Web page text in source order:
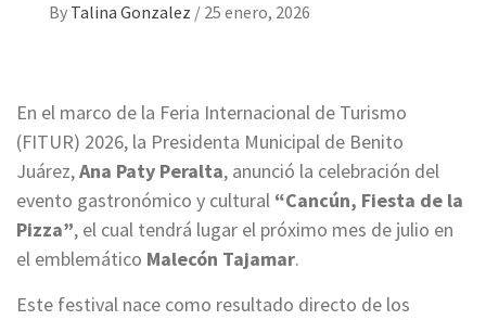
By Talina Gonzalez / 25 enero, 2026
En el marco de la Feria Internacional de Turismo
(FITUR) 2026, la Presidenta Municipal de Benito
Juárez,Ana Paty Peralta, anunció la celebración del
evento gastronómico y cultural “Cancún, Fiesta de la
Pizza”, el cual tendrá lugar el próximo mes de julio en
el emblemático Malecón Tajamar.
Este festival nace como resultado directo de los